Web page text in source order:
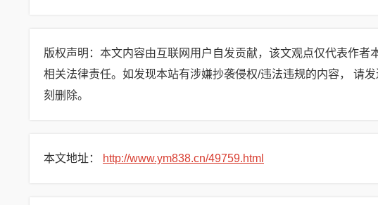
版权声明： 本文内容由互联网用户自发贡献，该文观点仅代表作
相关法律责任。如发现本站有涉嫌抄袭侵权/违法违规的内容， 请
刻删除。
本文地址： http://www.ym838.cn/49759.html